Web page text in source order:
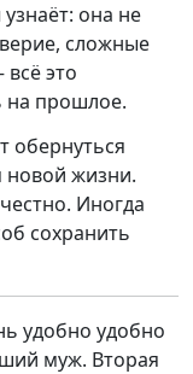
она не
сложные
это
на прошлое.
обернуться
новой жизни.
Иногда
сохранить
удобно удобно
муж. Вторая